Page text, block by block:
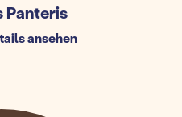
Panteris
ansehen